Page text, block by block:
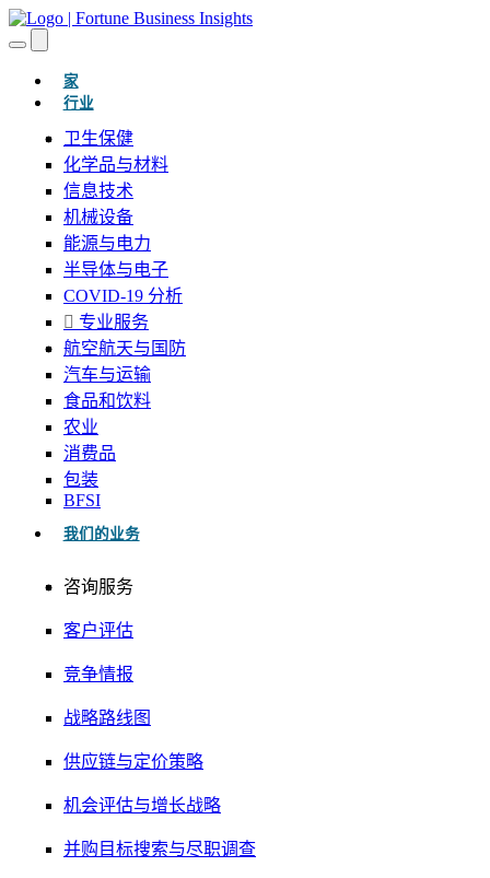
家(当前的)
行业
卫生保健
化学品与材料
信息技术
机械设备
能源与电力
半导体与电子
COVID-19 分析
专业服务
航空航天与国防
汽车与运输
食品和饮料
农业
消费品
包装
BFSI
我们的业务
咨询服务
客户评估
竞争情报
战略路线图
供应链与定价策略
机会评估与增长战略
并购目标搜索与尽职调查